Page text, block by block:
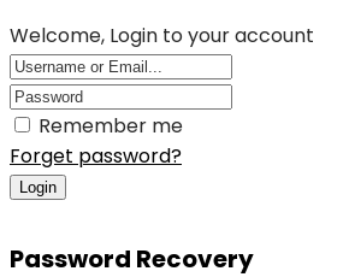
Welcome, Login to your account
Remember me
Forget password?
Login
Password Recovery